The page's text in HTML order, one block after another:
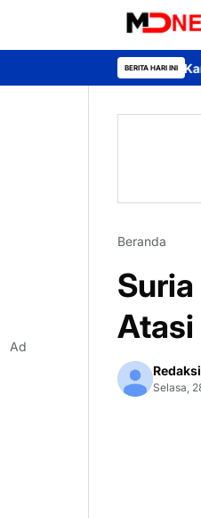
BERITA HARI INI
Karhutla di Murung
Beranda
Atasi
Redaksi
Selasa,
Ad